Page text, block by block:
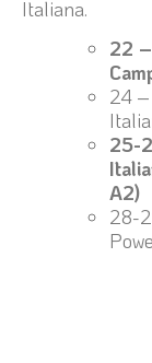
Italiana.
22
24 –
25-
A2)
28-